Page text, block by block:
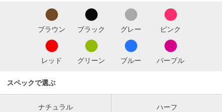
ブラウン ブラック グレー ピンク
レッド グリーン ブルー パープル
スペックで選ぶ
ナチュラル ハーフ